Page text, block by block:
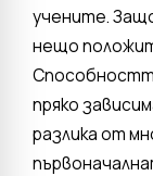
учените.
нещо
пряко
разлика от